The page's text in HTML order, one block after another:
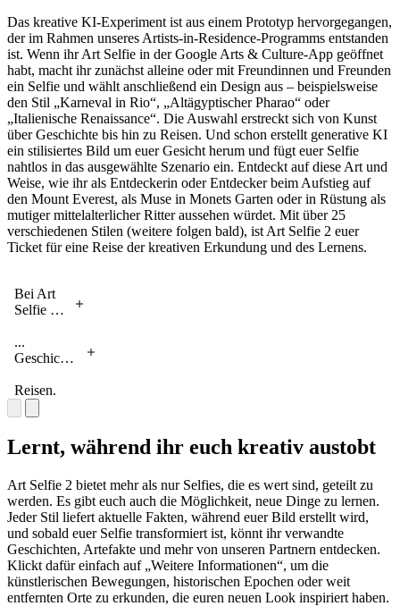
Das kreative KI-Experiment ist aus einem Prototyp hervorgegangen,
der im Rahmen unseres Artists-in-Residence-Programms entstanden
ist. Wenn ihr Art Selfie in der Google Arts & Culture-App geöffnet
habt, macht ihr zunächst alleine oder mit Freundinnen und Freunden
ein Selfie und wählt anschließend ein Design aus – beispielsweise
den Stil „Karneval in Rio“, „Altägyptischer Pharao“ oder
„Italienische Renaissance“. Die Auswahl erstreckt sich von Kunst
über Geschichte bis hin zu Reisen. Und schon erstellt generative KI
ein stilisiertes Bild um euer Gesicht herum und fügt euer Selfie
nahtlos in das ausgewählte Szenario ein. Entdeckt auf diese Art und
Weise, wie ihr als Entdeckerin oder Entdecker beim Aufstieg auf
den Mount Everest, als Muse in Monets Garten oder in Rüstung als
mutiger mittelalterlicher Ritter aussehen würdet. Mit über 25
verschiedenen Stilen (weitere folgen bald), ist Art Selfie 2 euer
Ticket für eine Reise der kreativen Erkundung und des Lernens.
Bei Art
Selfie 2
die
Auswahl
Designs
aus
Kunst,...
...
Geschichte
Reisen.
Lernt, während ihr euch kreativ austobt
Art Selfie 2 bietet mehr als nur Selfies, die es wert sind, geteilt zu
werden. Es gibt euch auch die Möglichkeit, neue Dinge zu lernen.
Jeder Stil liefert aktuelle Fakten, während euer Bild erstellt wird,
und sobald euer Selfie transformiert ist, könnt ihr verwandte
Geschichten, Artefakte und mehr von unseren Partnern entdecken.
Klickt dafür einfach auf „Weitere Informationen“, um die
künstlerischen Bewegungen, historischen Epochen oder weit
entfernten Orte zu erkunden, die euren neuen Look inspiriert haben.